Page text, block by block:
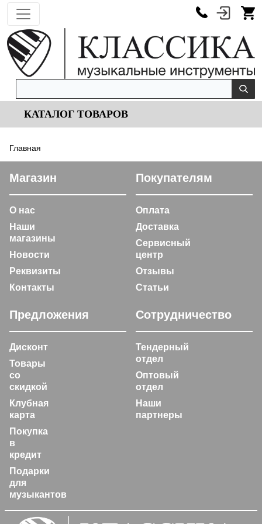
КАТАЛОГ ТОВАРОВ
Главная
Магазин
О нас
Наши
магазины
Новости
Реквизиты
Контакты
Покупателям
Оплата
Доставка
Сервисный
центр
Отзывы
Статьи
Предложения
Дисконт
Товары
со
скидкой
Клубная
карта
Покупка
в
кредит
Подарки
для
музыкантов
Сотрудничество
Тендерный
отдел
Оптовый
отдел
Наши
партнеры